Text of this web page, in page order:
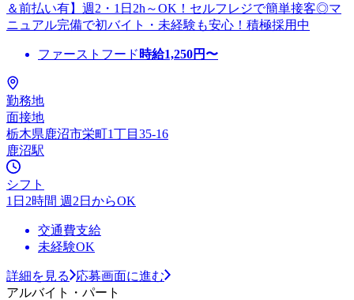
＆前払い有】週2・1日2h～OK！セルフレジで簡単接客◎マ
ニュアル完備で初バイト・未経験も安心！積極採用中
ファーストフード 時給1,250円〜
勤務地
面接地
栃木県鹿沼市栄町1丁目35-16
鹿沼駅
シフト
1日2時間 週2日からOK
交通費支給
未経験OK
詳細を見る
応募画面に進む
アルバイト・パート